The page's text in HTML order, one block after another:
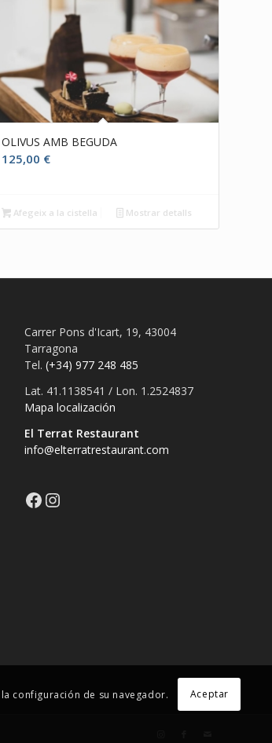
OLIVUS AMB BEGUDA
125,00 €
Afegeix a la cistella Mostrar detalls
Carrer Pons d'Icart, 19, 43004
Tarragona
Tel. (+34) 977 248 485
Lat. 41.1138541 / Lon. 1.2524837
Mapa localización
El Terrat Restaurant
info@elterratrestaurant.com
configuración de su navegador. Aceptar